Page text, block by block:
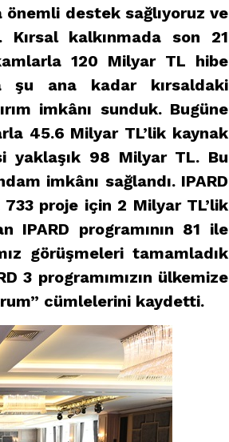
önemli destek sağlıyoruz ve
kalkınmada son 21
120 Milyar TL hibe
şu ana kadar kırsaldaki
imkânı sunduk. Bugüne
45.6 Milyar TL’lik kaynak
yaklaşık 98 Milyar TL. Bu
imkânı sağlandı. IPARD
proje için 2 Milyar TL’lik
programının 81 ile
görüşmeleri tamamladık
3 programımızın ülkemize
cümlelerini kaydetti.